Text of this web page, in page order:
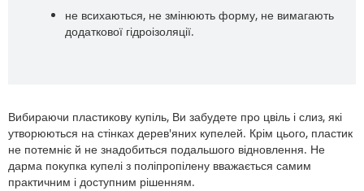
не всихаються, не змінюють форму, не вимагають
додаткової гідроізоляції.
Вибираючи пластикову купіль, Ви забудете про цвіль і слиз, які
утворюються на стінках дерев'яних купелей. Крім цього, пластик
не потемніє й не знадобиться подальшого відновлення. Не
дарма покупка купелі з поліпропілену вважається самим
практичним і доступним рішенням.